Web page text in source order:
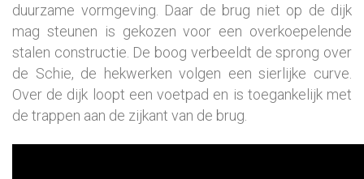
duurzame vormgeving. Daar de brug niet op de dijk
mag steunen is gekozen voor een overkoepelende
stalen constructie. De boog verbeeldt de sprong over
de Schie, de hekwerken volgen een sierlijke curve.
Over de dijk loopt een voetpad en is toegankelijk met
de trappen aan de zijkant van de brug.